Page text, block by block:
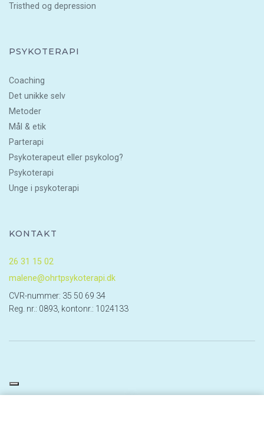
Tristhed og depression
PSYKOTERAPI
Coaching
Det unikke selv
Metoder
Mål & etik
Parterapi
Psykoterapeut eller psykolog?
Psykoterapi
Unge i psykoterapi
KONTAKT
26 31 15 02
malene@ohrtpsykoterapi.dk
CVR-nummer: 35 50 69 34
Reg. nr.: 0893, kontonr.: 1024133
Cookiepolitik